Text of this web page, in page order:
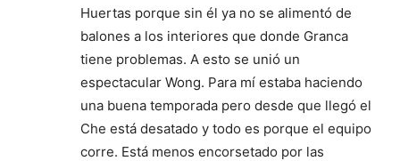
Huertas porque sin él ya no se alimentó de
balones a los interiores que donde Granca
tiene problemas. A esto se unió un
espectacular Wong. Para mí estaba haciendo
una buena temporada pero desde que llegó el
Che está desatado y todo es porque el equipo
corre. Está menos encorsetado por las